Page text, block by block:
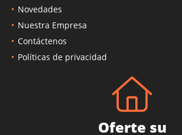
Novedades
Nuestra Empresa
Contáctenos
Políticas de privacidad
Oferte su